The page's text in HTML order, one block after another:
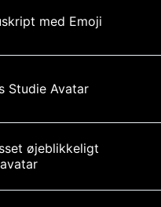
med Emoji
Studie Avatar
øjeblikkeligt